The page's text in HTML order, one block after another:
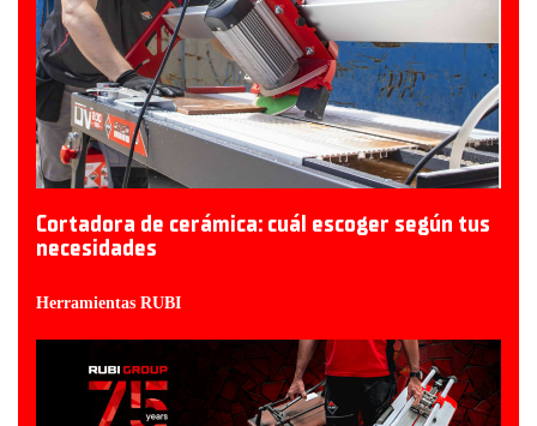
Cortadora de cerámica: cuál escoger según tus
necesidades
Herramientas RUBI